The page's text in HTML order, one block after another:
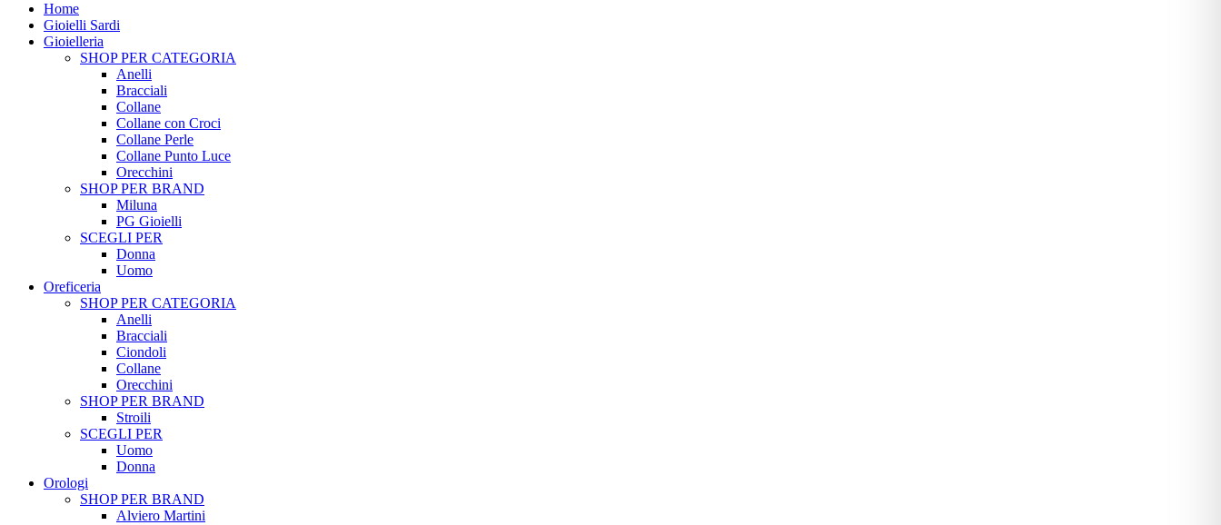
Home
Gioielli Sardi
Gioielleria
SHOP PER CATEGORIA
Anelli
Bracciali
Collane
Collane con Croci
Collane Perle
Collane Punto Luce
Orecchini
SHOP PER BRAND
Miluna
PG Gioielli
SCEGLI PER
Donna
Uomo
Oreficeria
SHOP PER CATEGORIA
Anelli
Bracciali
Ciondoli
Collane
Orecchini
SHOP PER BRAND
Stroili
SCEGLI PER
Uomo
Donna
Orologi
SHOP PER BRAND
Alviero Martini